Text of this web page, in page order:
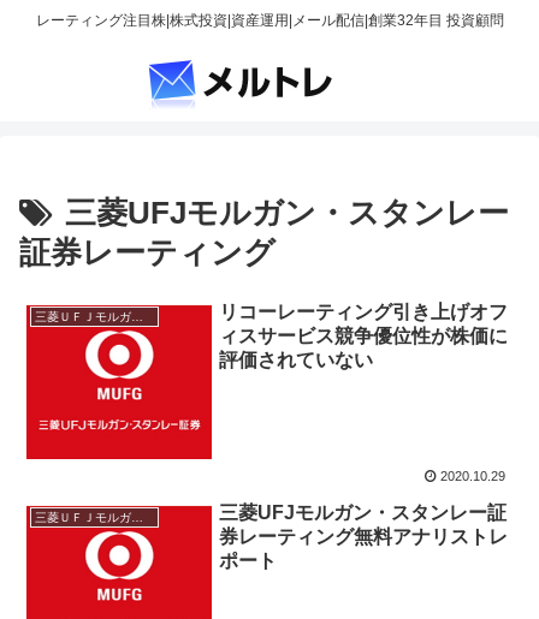
レーティング注目株|株式投資|資産運用|メール配信|創業32年目 投資顧問
三菱UFJモルガン・スタンレー
証券レーティング
三菱ＵＦＪモルガン・スタンレー
リコーレーティング引き上げオフ
ィスサービス競争優位性が株価に
評価されていない
2020.10.29
三菱ＵＦＪモルガン・スタンレー
三菱UFJモルガン・スタンレー証
券レーティング無料アナリストレ
ポート